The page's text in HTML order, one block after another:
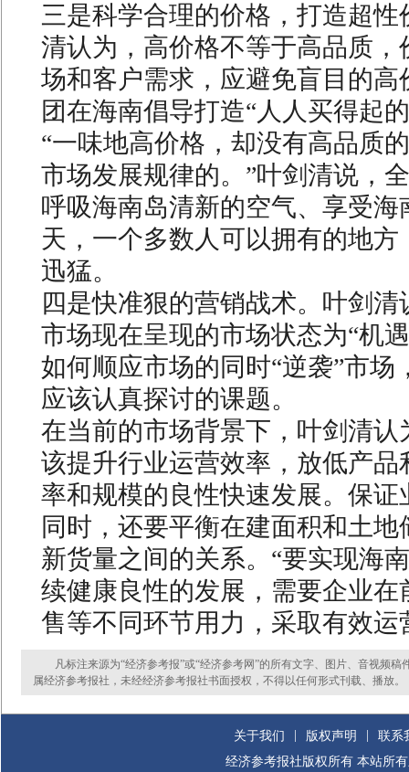
三是科学合理的价格，打造超性
清认为，高价格不等于高品质，
场和客户需求，应避免盲目的高
团在海南倡导打造“人人买得起
“一味地高价格，却没有高品质
市场发展规律的。”叶剑清说，
呼吸海南岛清新的空气、享受海
天，一个多数人可以拥有的地方
迅猛。
四是快准狠的营销战术。叶剑
市场现在呈现的市场状态为“机
如何顺应市场的同时“逆袭”市场
应该认真探讨的课题。
在当前的市场背景下，叶剑清认
该提升行业运营效率，放低产品
率和规模的良性快速发展。保证
同时，还要平衡在建面积和土
新货量之间的关系。“要实现海
续健康良性的发展，需要企业在
售等不同环节用力，采取有效运
凡标注来源为“经济参考报”或“经济参考网”的所有文字、图片、音视频稿
属经济参考报社，未经经济参考报社书面授权，不得以任何形式刊载、播放。
关于我们 版权声明
联系
经济参考报社版权所有 本站所